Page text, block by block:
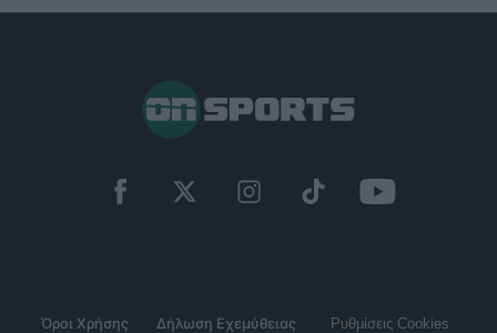
Όροι Χρήσης Δήλωση Εχεμύθειας Ρυθμίσεις Cookies